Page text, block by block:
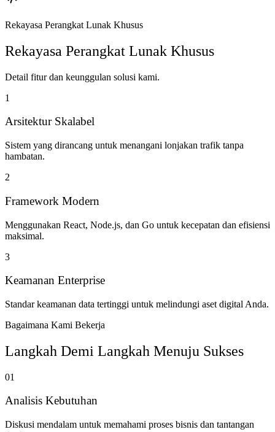
Rekayasa Perangkat Lunak Khusus
Rekayasa Perangkat Lunak Khusus
Detail fitur dan keunggulan solusi kami.
1
Arsitektur Skalabel
Sistem yang dirancang untuk menangani lonjakan trafik tanpa
hambatan.
2
Framework Modern
Menggunakan React, Node.js, dan Go untuk kecepatan dan efisiensi
maksimal.
3
Keamanan Enterprise
Standar keamanan data tertinggi untuk melindungi aset digital Anda.
Bagaimana Kami Bekerja
Langkah Demi Langkah Menuju Sukses
01
Analisis Kebutuhan
Diskusi mendalam untuk memahami proses bisnis dan tantangan